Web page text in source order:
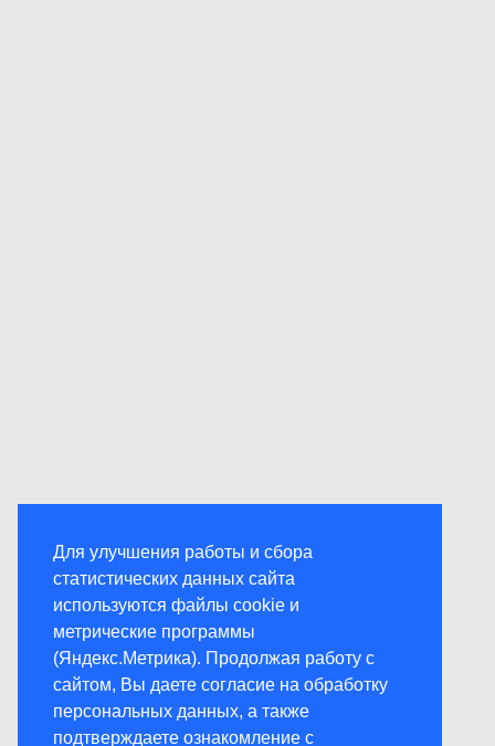
Для улучшения работы и сбора
статистических данных сайта
используются файлы cookie и
метрические программы
(Яндекс.Метрика). Продолжая работу с
сайтом, Вы даете согласие на обработку
персональных данных, а также
подтверждаете ознакомление с